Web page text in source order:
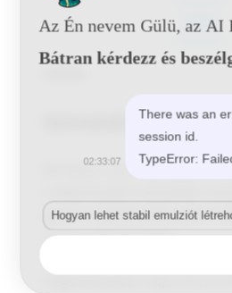
LEÍRÁS
Bármilyen színt reprodukálni
egyedi megoldásokkal egyéni
szabni a készterméket.
Az Én nevem Gülü, az AI
Bátran kérdezz és
There was an
session id.
TypeError:
02:33:07
Hogyan lehet stabil emulziót